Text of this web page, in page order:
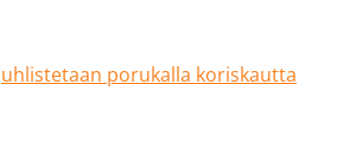
porukalla koriskautta